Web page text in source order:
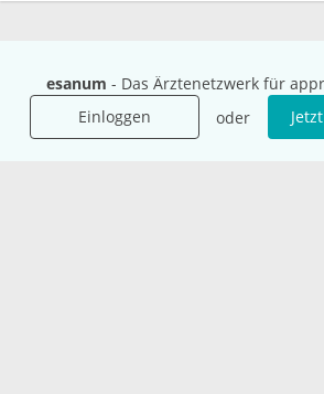
esanum - Das Ärztenetzwerk für
Einloggen
oder
Unternehmen
Das sind wir
Ihre